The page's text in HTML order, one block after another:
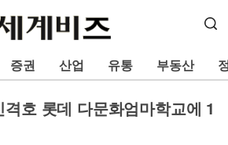
증권 산업 유통 부동산
호 롯데 다문화엄마학교에 1